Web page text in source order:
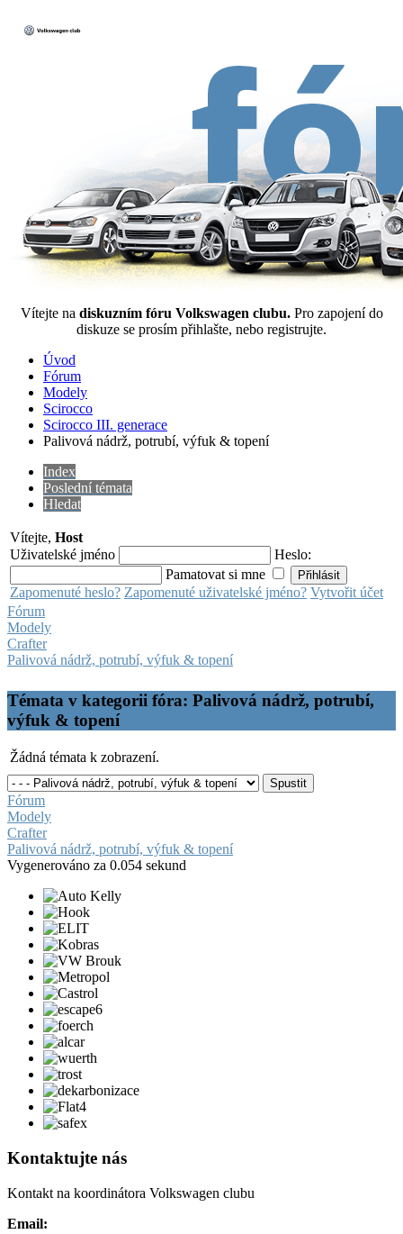
Vítejte na diskuzním fóru Volkswagen clubu. Pro zapojení do
diskuze se prosím přihlašte, nebo registrujte.
Úvod
Fórum
Modely
Scirocco
Scirocco III. generace
Palivová nádrž, potrubí, výfuk & topení
Index
Poslední témata
Hledat
Vítejte, Host
Uživatelské jméno
Heslo:
Pamatovat si mne
Zapomenuté heslo? Zapomenuté uživatelské jméno? Vytvořit účet
Fórum
Modely
Crafter
Palivová nádrž, potrubí, výfuk & topení
Témata v kategorii fóra: Palivová nádrž, potrubí,
výfuk & topení
Žádná témata k zobrazení.
Fórum
Modely
Crafter
Palivová nádrž, potrubí, výfuk & topení
Vygenerováno za 0.054 sekund
Kontaktujte nás
Kontakt na koordinátora Volkswagen clubu
Email: